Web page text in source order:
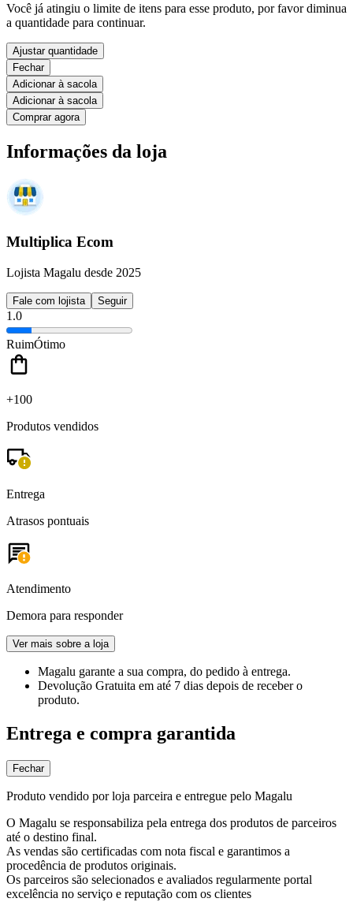
Você já atingiu o limite de itens para esse produto, por favor diminua
a quantidade para continuar.
Ajustar quantidade
Fechar
Adicionar à sacola
Adicionar à sacola
Comprar agora
Informações da loja
Multiplica Ecom
Lojista Magalu desde 2025
Fale com lojista Seguir
1.0
RuimÓtimo
+100
Produtos vendidos
Entrega
Atrasos pontuais
Atendimento
Demora para responder
Ver mais sobre a loja
Magalu garante a sua compra, do pedido à entrega.
Devolução Gratuita em até 7 dias depois de receber o
produto.
Entrega e compra garantida
Fechar
Produto vendido por loja parceira e entregue pelo Magalu
O Magalu se responsabiliza pela entrega dos produtos de parceiros
até o destino final.
As vendas são certificadas com nota fiscal e garantimos a
procedência de produtos originais.
Os parceiros são selecionados e avaliados regularmente portal
excelência no serviço e reputação com os clientes